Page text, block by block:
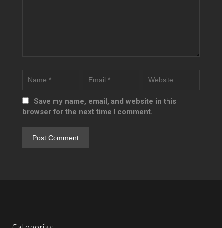
Save my name, email, and website in this
browser for the next time I comment.